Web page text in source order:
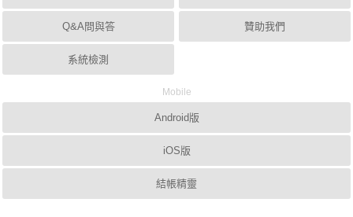
Q&A問與答
系統檢測
贊助我們
Mobile
Android版
iOS版
結帳精靈